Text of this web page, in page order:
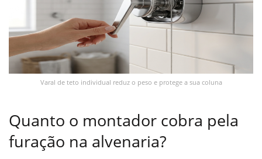
Varal de teto individual reduz o peso e protege a sua coluna
Quanto o montador cobra pela
furação na alvenaria?